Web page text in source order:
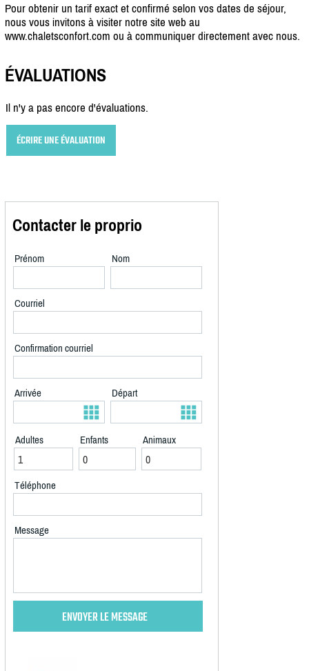
Pour obtenir un tarif exact et confirmé selon vos dates de séjour,
nous vous invitons à visiter notre site web au
www.chaletsconfort.com ou à communiquer directement avec nous.
ÉVALUATIONS
Il n'y a pas encore d'évaluations.
ÉCRIRE UNE ÉVALUATION
Contacter le proprio
Prénom Nom
Courriel
Confirmation courriel
Arrivée Départ
Adultes Enfants Animaux
Téléphone
Message